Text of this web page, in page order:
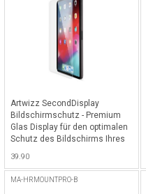
Artwizz SecondDisplay
Bildschirmschutz - Premium
Glas Display für den optimalen
Schutz des Bildschirms Ihres
39.90
MA-HRMOUNTPRO-B